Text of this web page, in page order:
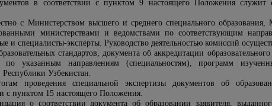
в соответствии с пунктом 9 настоящего Положения служит
с Министерством высшего и среднего специального образования,
министерствами и ведомствами по соответствующим
и специалисты-эксперты. Руководство деятельностью комиссий
стандартов, документа об аккредитации
указанным направлениям (специальностям), программ
Узбекистан.
проведения специальной экспертизы документов об
с пунктом 15 настоящего Положения.
о соответствии документа об образовании заявителя,